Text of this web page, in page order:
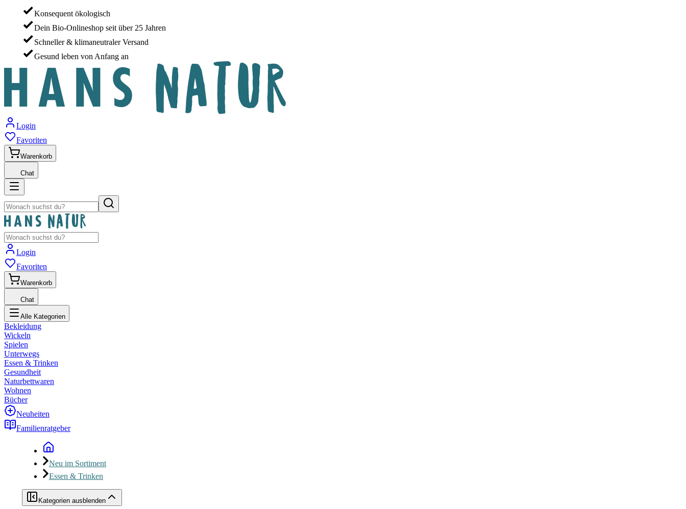
Konsequent ökologisch
Dein Bio-Onlineshop seit über 25 Jahren
Schneller & klimaneutraler Versand
Gesund leben von Anfang an
Login
Favoriten
Warenkorb
Chat
Login
Favoriten
Warenkorb
Chat
Alle Kategorien
Bekleidung
Wickeln
Spielen
Unterwegs
Essen & Trinken
Gesundheit
Naturbettwaren
Wohnen
Bücher
Neuheiten
Familienratgeber
Neu im Sortiment
Essen & Trinken
Kategorien ausblenden